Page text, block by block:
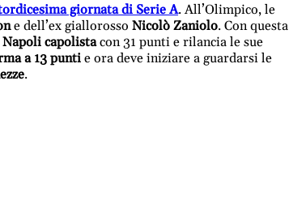
giornata di Serie A. All’Olimpico, le
e dell’ex giallorosso Nicolò Zaniolo. Con questa
Napoli capolistacon 31 punti e rilancia le sue
a 13 puntie ora deve iniziare a guardarsi le
.